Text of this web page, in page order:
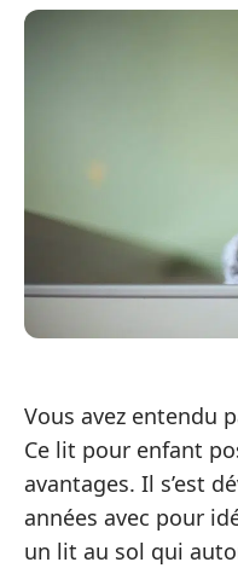
Vous avez entendu
Ce lit pour enfant
avantages. Il s’est
années avec pour
un lit au sol qui